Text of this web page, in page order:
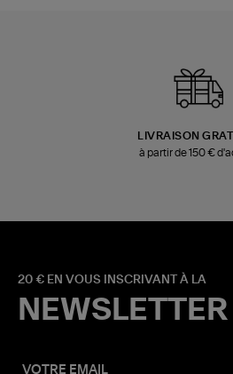
LIVRAISON
à partir de 150 €
20 € EN VOUS INSCRIVANT À LA
NEWSLETTER